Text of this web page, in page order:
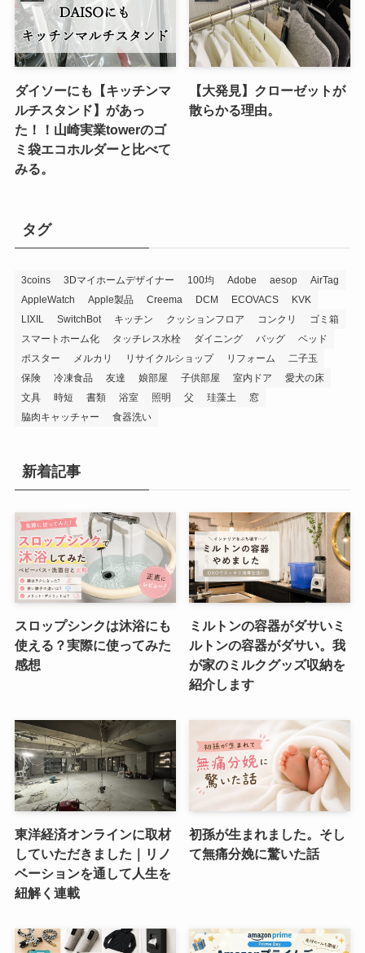
ダイソーにも【キッチンマ
ルチスタンド】があっ
た！！山崎実業towerのゴ
ミ袋エコホルダーと比べて
みる。
【大発見】クローゼットが
散らかる理由。
タグ
3coins 3Dマイホームデザイナー 100均 Adobe aesop
AirTag
AppleWatch
Apple製品 Creema DCM ECOVACS
KVK
LIXIL
SwitchBot キッチン クッションフロア コンクリ
ゴミ箱
スマートホーム化
タッチレス水栓 ダイニング バッグ
ベッド
ポスター
メルカリ リサイクルショップ リフォーム
二子玉
保険
冷凍食品 友達 娘部屋 子供部屋 室内ドア
愛犬の床
文具
時短 書類 浴室 照明 父 珪藻土
窓
脇肉キャッチャー
食器洗い
新着記事
スロップシンクは沐浴にも
使える？実際に使ってみた
感想
ミルトンの容器がダサいミ
ルトンの容器がダサい。我
が家のミルクグッズ収納を
紹介します
東洋経済オンラインに取材
していただきました｜リノ
ベーションを通して人生を
紐解く連載
初孫が生まれました。そし
て無痛分娩に驚いた話